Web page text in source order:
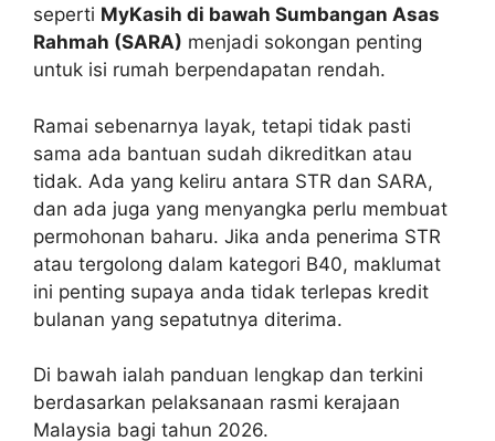
seperti MyKasih di bawah Sumbangan Asas
Rahmah (SARA) menjadi sokongan penting
untuk isi rumah berpendapatan rendah.
Ramai sebenarnya layak, tetapi tidak pasti
sama ada bantuan sudah dikreditkan atau
tidak. Ada yang keliru antara STR dan SARA,
dan ada juga yang menyangka perlu membuat
permohonan baharu. Jika anda penerima STR
atau tergolong dalam kategori B40, maklumat
ini penting supaya anda tidak terlepas kredit
bulanan yang sepatutnya diterima.
Di bawah ialah panduan lengkap dan terkini
berdasarkan pelaksanaan rasmi kerajaan
Malaysia bagi tahun 2026.